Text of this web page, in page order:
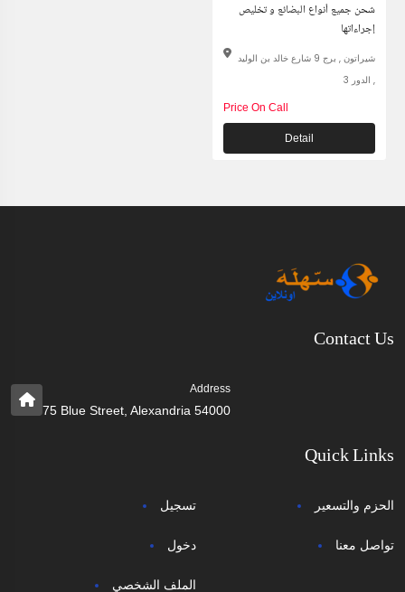
شحن جميع أنواع البضائع و تخليص
إجراءاتها
شيراتون , برج 9 شارع خالد بن الوليد
, الدور 3
Price On Call
Detail
Contact Us
Address
75 Blue Street, Alexandria 54000
Quick Links
تسجيل
دخول
الملف الشخصي
الحزم والتسعير
تواصل معنا